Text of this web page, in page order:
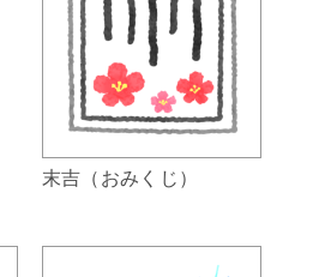
末吉（おみくじ）